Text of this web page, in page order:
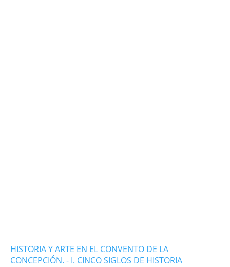
HISTORIA Y ARTE EN EL CONVENTO DE LA
CONCEPCIÓN. - I. CINCO SIGLOS DE HISTORIA